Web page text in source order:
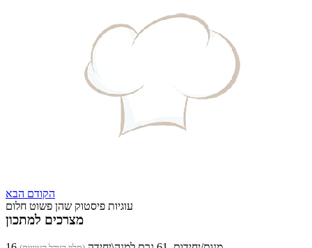
הקודם הבא
עוגיות פיסטוק שהן פשוט חלום
מצרכים למתכון